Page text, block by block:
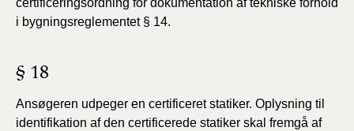
certificeringsordning for dokumentation af tekniske forhold
i bygningsreglementet § 14.
§ 18
Ansøgeren udpeger en certificeret statiker. Oplysning til
identifikation af den certificerede statiker skal fremgå af